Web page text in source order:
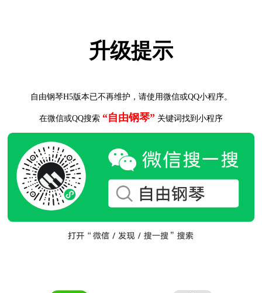
升级提示
自由钢琴H5版本已不再维护，请使用微信或QQ小程序。
在微信或QQ搜索 “自由钢琴” 关键词找到小程序